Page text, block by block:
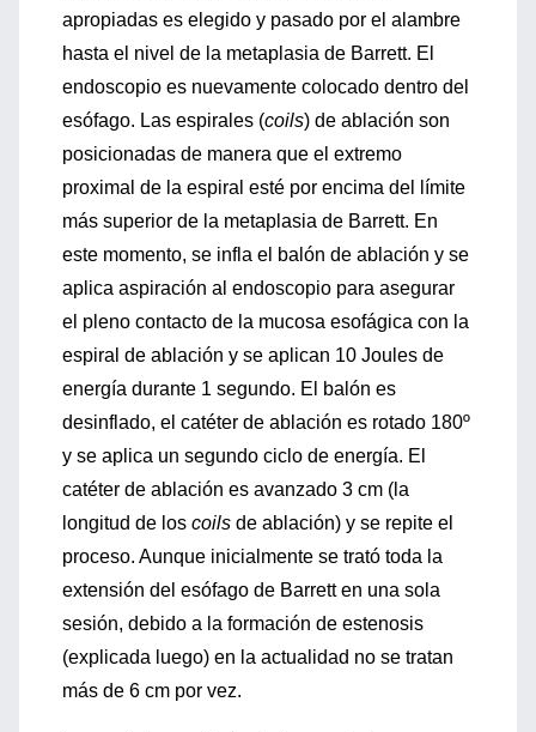
apropiadas es elegido y pasado por el alambre
hasta el nivel de la metaplasia de Barrett. El
endoscopio es nuevamente colocado dentro del
esófago. Las espirales (coils) de ablación son
posicionadas de manera que el extremo
proximal de la espiral esté por encima del límite
más superior de la metaplasia de Barrett. En
este momento, se infla el balón de ablación y se
aplica aspiración al endoscopio para asegurar
el pleno contacto de la mucosa esofágica con la
espiral de ablación y se aplican 10 Joules de
energía durante 1 segundo. El balón es
desinflado, el catéter de ablación es rotado 180º
y se aplica un segundo ciclo de energía. El
catéter de ablación es avanzado 3 cm (la
longitud de los coils de ablación) y se repite el
proceso. Aunque inicialmente se trató toda la
extensión del esófago de Barrett en una sola
sesión, debido a la formación de estenosis
(explicada luego) en la actualidad no se tratan
más de 6 cm por vez.